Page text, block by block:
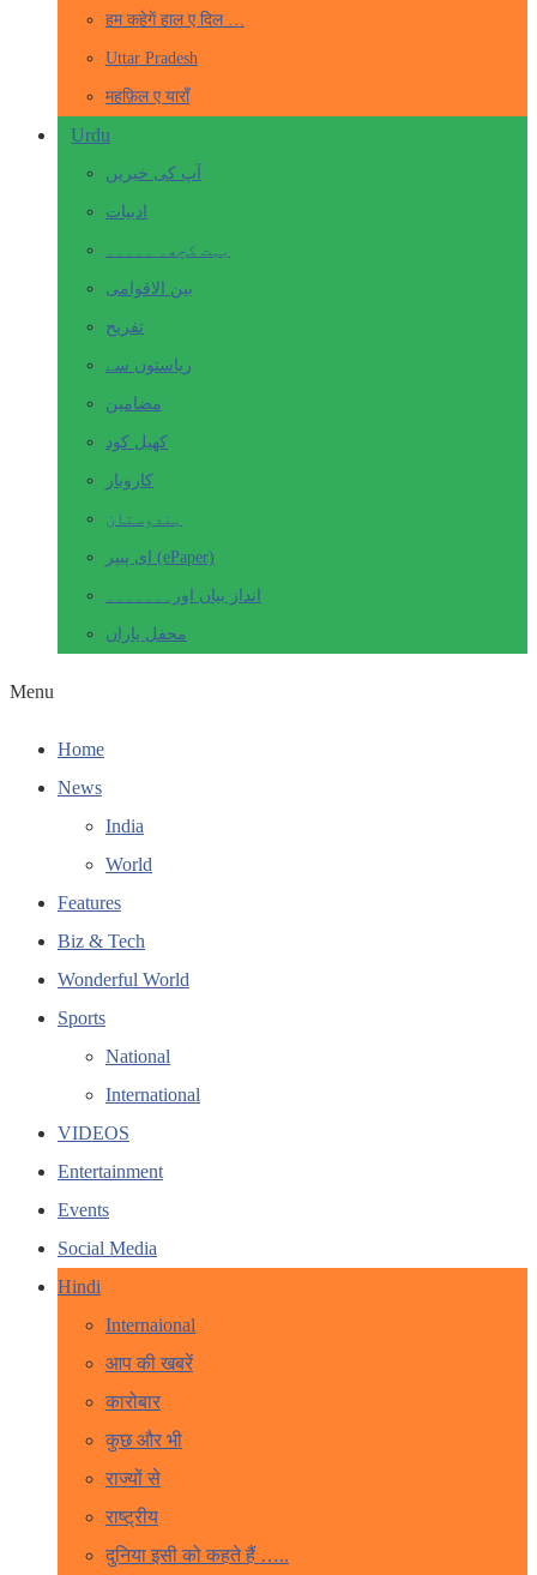
हम कहेगें हाल ए दिल …
Uttar Pradesh
महफ़िल ए याराँ
Urdu
آپ کی خبریں
ادبیات
بہت کچھ۔ ۔۔۔۔۔
بین الاقوامی
تفریح
ریاستوں سے
مضامین
کھیل کود
کاروبار
ہندوستان
ای پیپر (ePaper)
انداز بیاں اور۔۔۔۔۔۔۔
محفل یاراں
Menu
Home
News
India
World
Features
Biz & Tech
Wonderful World
Sports
National
International
VIDEOS
Entertainment
Events
Social Media
Hindi
Internaional
आप की खबरें
कारोबार
कुछ और भी
राज्यों से
राष्ट्रीय
दुनिया इसी को कहते हैं …..